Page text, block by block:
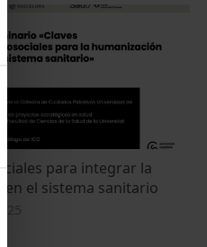
para integrar la
el sistema sanitario